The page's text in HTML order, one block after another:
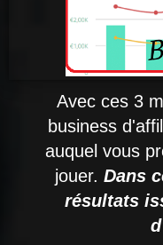
Avec ces 3
business
auquel vous
jouer. Dans
résultats